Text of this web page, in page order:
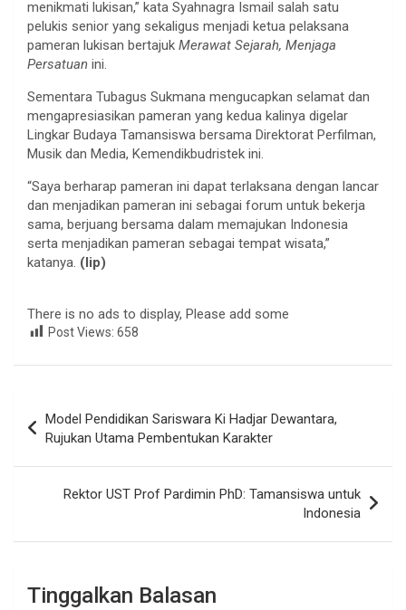
menikmati lukisan,” kata Syahnagra Ismail salah satu
pelukis senior yang sekaligus menjadi ketua pelaksana
pameran lukisan bertajuk Merawat Sejarah, Menjaga
Persatuan ini.
Sementara Tubagus Sukmana mengucapkan selamat dan
mengapresiasikan pameran yang kedua kalinya digelar
Lingkar Budaya Tamansiswa bersama Direktorat Perfilman,
Musik dan Media, Kemendikbudristek ini.
“Saya berharap pameran ini dapat terlaksana dengan lancar
dan menjadikan pameran ini sebagai forum untuk bekerja
sama, berjuang bersama dalam memajukan Indonesia
serta menjadikan pameran sebagai tempat wisata,”
katanya. (lip)
There is no ads to display, Please add some
Post Views: 658
pos
Model Pendidikan Sariswara Ki Hadjar Dewantara,
Rujukan Utama Pembentukan Karakter
Rektor UST Prof Pardimin PhD: Tamansiswa untuk
Indonesia
Tinggalkan Balasan